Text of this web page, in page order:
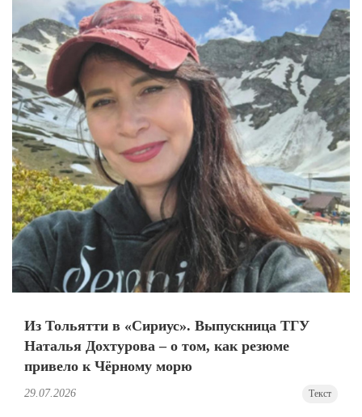
Из Тольятти в «Сириус». Выпускница ТГУ
Наталья Дохтурова – о том, как резюме
привело к Чёрному морю
29.07.2026 Текст